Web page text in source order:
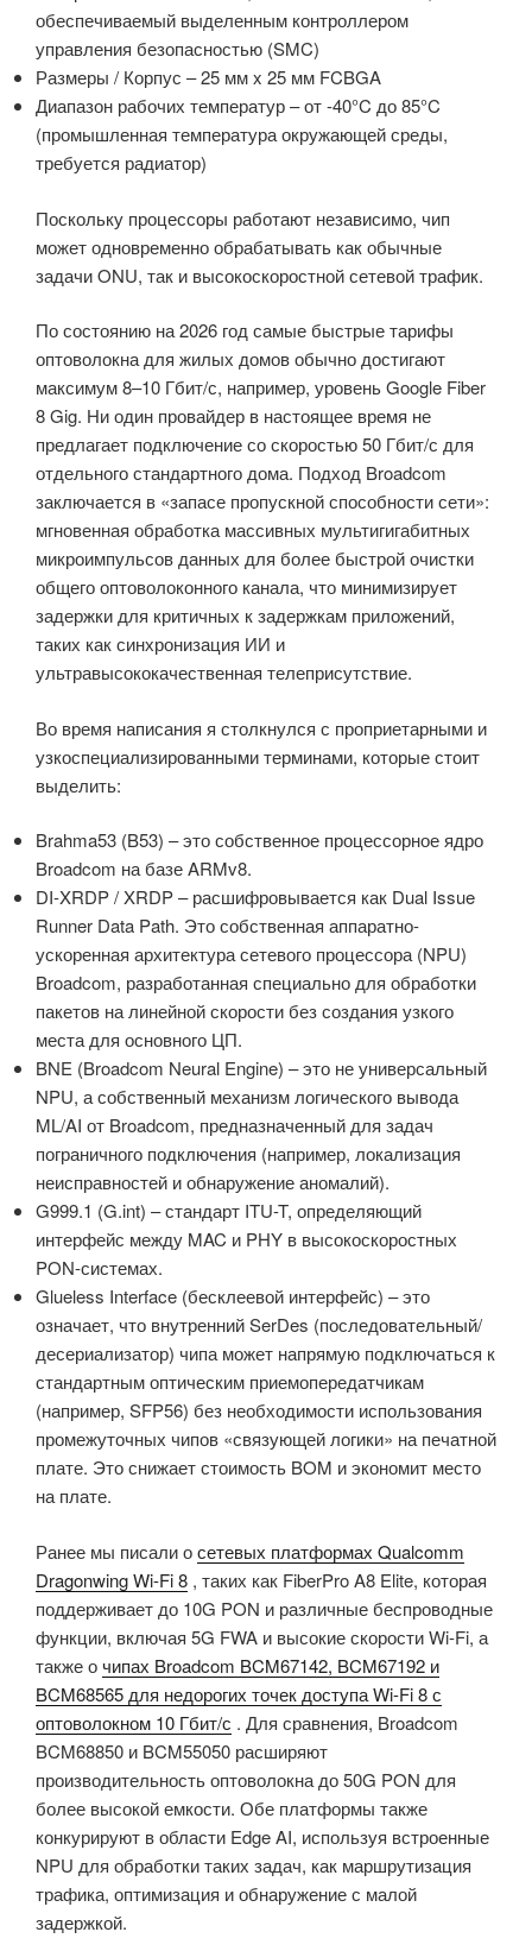
обеспечиваемый выделенным контроллером
управления безопасностью (SMC)
Размеры / Корпус – 25 мм x 25 мм FCBGA
Диапазон рабочих температур – от -40°C до 85°C
(промышленная температура окружающей среды,
требуется радиатор)
Поскольку процессоры работают независимо, чип
может одновременно обрабатывать как обычные
задачи ONU, так и высокоскоростной сетевой трафик.
По состоянию на 2026 год самые быстрые тарифы
оптоволокна для жилых домов обычно достигают
максимум 8–10 Гбит/с, например, уровень Google Fiber
8 Gig. Ни один провайдер в настоящее время не
предлагает подключение со скоростью 50 Гбит/с для
отдельного стандартного дома. Подход Broadcom
заключается в «запасе пропускной способности сети»:
мгновенная обработка массивных мультигигабитных
микроимпульсов данных для более быстрой очистки
общего оптоволоконного канала, что минимизирует
задержки для критичных к задержкам приложений,
таких как синхронизация ИИ и
ультравысококачественная телеприсутствие.
Во время написания я столкнулся с проприетарными и
узкоспециализированными терминами, которые стоит
выделить:
Brahma53 (B53) – это собственное процессорное ядро
Broadcom на базе ARMv8.
DI-XRDP / XRDP – расшифровывается как Dual Issue
Runner Data Path. Это собственная аппаратно-
ускоренная архитектура сетевого процессора (NPU)
Broadcom, разработанная специально для обработки
пакетов на линейной скорости без создания узкого
места для основного ЦП.
BNE (Broadcom Neural Engine) – это не универсальный
NPU, а собственный механизм логического вывода
ML/AI от Broadcom, предназначенный для задач
пограничного подключения (например, локализация
неисправностей и обнаружение аномалий).
G999.1 (G.int) – стандарт ITU-T, определяющий
интерфейс между MAC и PHY в высокоскоростных
PON-системах.
Glueless Interface (бесклеевой интерфейс) – это
означает, что внутренний SerDes (последовательный/
десериализатор) чипа может напрямую подключаться к
стандартным оптическим приемопередатчикам
(например, SFP56) без необходимости использования
промежуточных чипов «связующей логики» на печатной
плате. Это снижает стоимость BOM и экономит место
на плате.
Ранее мы писали осетевых платформах Qualcomm
Dragonwing Wi-Fi 8 , таких как FiberPro A8 Elite, которая
поддерживает до 10G PON и различные беспроводные
функции, включая 5G FWA и высокие скорости Wi-Fi, а
также очипах Broadcom BCM67142, BCM67192 и
BCM68565 для недорогих точек доступа Wi-Fi 8 с
оптоволокном 10 Гбит/с . Для сравнения, Broadcom
BCM68850 и BCM55050 расширяют
производительность оптоволокна до 50G PON для
более высокой емкости. Обе платформы также
конкурируют в области Edge AI, используя встроенные
NPU для обработки таких задач, как маршрутизация
трафика, оптимизация и обнаружение с малой
задержкой.